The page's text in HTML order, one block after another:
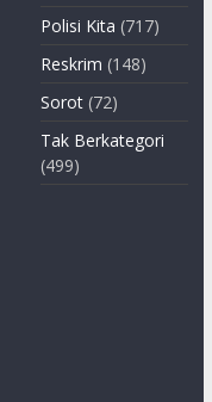
Polisi Kita (717)
Reskrim (148)
Sorot (72)
Tak Berkategori
(499)